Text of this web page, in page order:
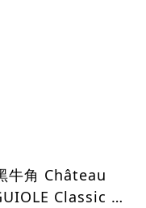
牛角 Château
Classic 經